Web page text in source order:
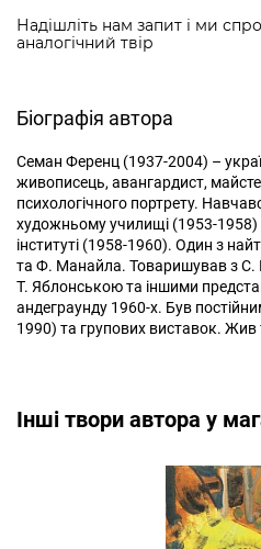
Надішліть нам запит і ми
аналогічний твір
Біографія автора
Семан Ференц (1937-2004) –
живописець, авангардист,
психологічного портрету.
художньому училищі (1953-
інституті (1958-1960). Один з
та Ф. Манайла. Товаришував з
Т. Яблонською та іншими
андеграунду 1960-х. Був
1990) та групових виставок.
Інші твори автора у